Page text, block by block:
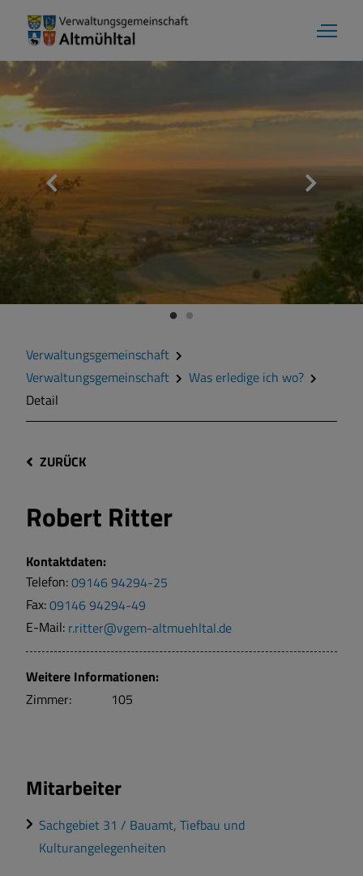
Verwaltungsgemeinschaft
Verwaltungsgemeinschaft
Was erledige ich wo?
Detail
ZURÜCK
Robert Ritter
Kontaktdaten:
Telefon:09146 94294-25
Fax:09146 94294-49
E-Mail: r.ritter@vgem-altmuehltal.de
Weitere Informationen:
Zimmer:
105
Mitarbeiter
Sachgebiet 31 / Bauamt, Tiefbau und
Kulturangelegenheiten